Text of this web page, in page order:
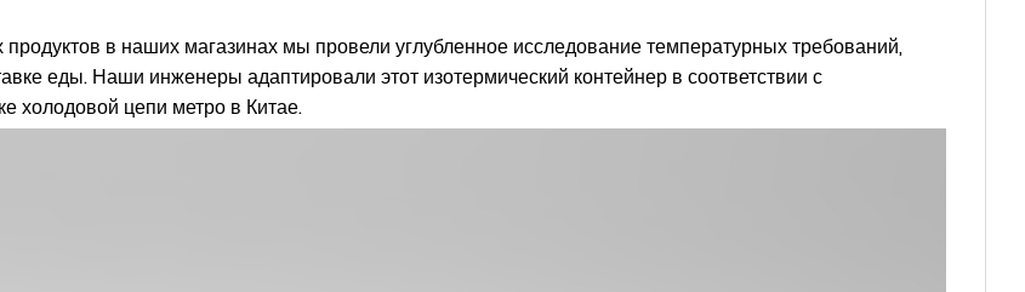
в наших магазинах мы провели углубленное исследование температурных требований,
еды. Наши инженеры адаптировали этот изотермический контейнер в соответствии с
холодовой цепи метро в Китае.